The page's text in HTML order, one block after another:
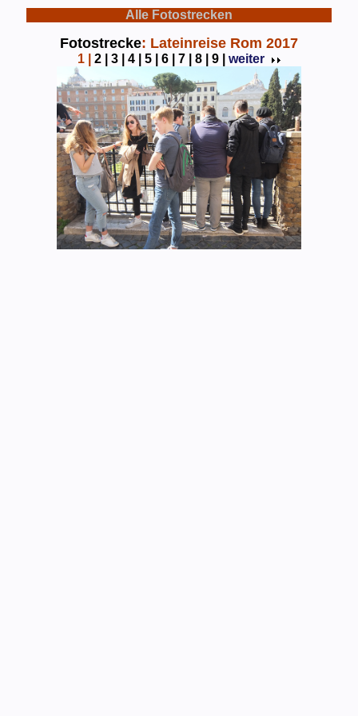
Alle Fotostrecken
Fotostrecke: Lateinreise Rom 2017
1| 2 | 3 | 4 | 5 | 6 | 7 | 8 | 9 | weiter